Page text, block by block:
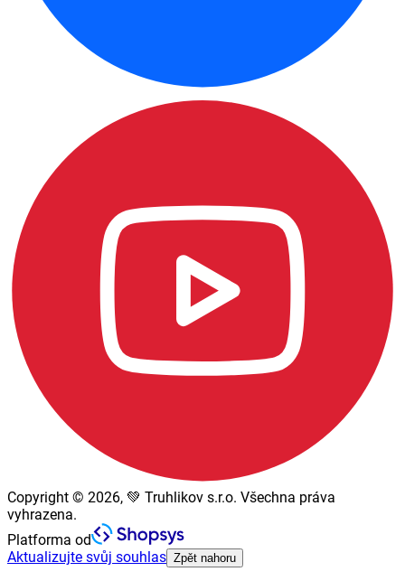
Copyright © 2026, 💚 Truhlikov s.r.o. Všechna práva
vyhrazena.
Platforma od
Aktualizujte svůj souhlas Zpět nahoru